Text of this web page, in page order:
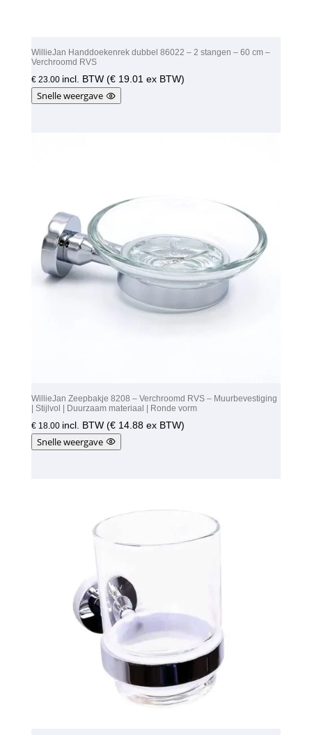
WillieJan Handdoekenrek dubbel 86022 – 2 stangen – 60 cm –
Verchroomd RVS
€23.00 incl. BTW (€19.01 ex BTW)
Snelle weergave
WillieJan Zeepbakje 8208 – Verchroomd RVS – Muurbevestiging
| Stijlvol | Duurzaam materiaal | Ronde vorm
€18.00 incl. BTW (€14.88ex BTW)
Snelle weergave